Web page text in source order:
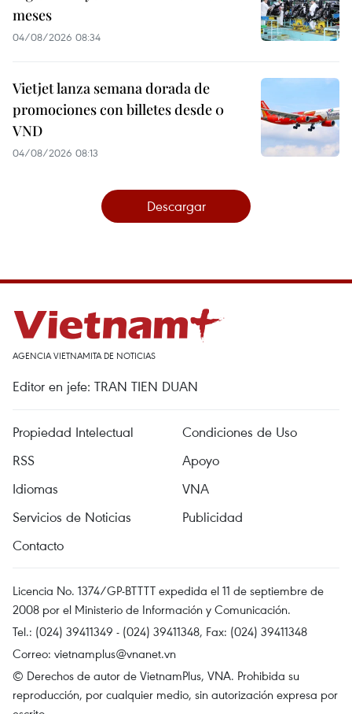
meses
04/08/2026 08:34
Vietjet lanza semana dorada de
promociones con billetes desde 0
VND
04/08/2026 08:13
Descargar
AGENCIA VIETNAMITA DE NOTICIAS
Editor en jefe: TRAN TIEN DUAN
Propiedad Intelectual
Condiciones de Uso
RSS
Apoyo
Idiomas
VNA
Servicios de Noticias
Publicidad
Contacto
Licencia No. 1374/GP-BTTTT expedida el 11 de septiembre de
2008 por el Ministerio de Información y Comunicación.
Tel.: (024) 39411349 - (024) 39411348, Fax: (024) 39411348
Correo: vietnamplus@vnanet.vn
© Derechos de autor de VietnamPlus, VNA. Prohibida su
reproducción, por cualquier medio, sin autorización expresa por